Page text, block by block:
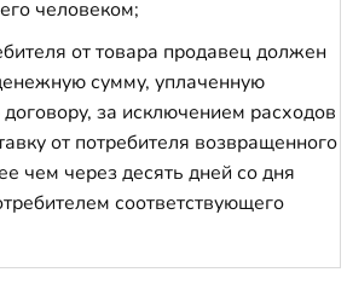
человеком;
от товара продавец должен
сумму, уплаченную
за исключением расходов
от потребителя возвращенного
чем через десять дней со дня
соответствующего